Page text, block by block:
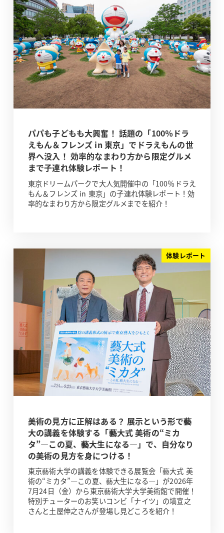
パパも子どもも大興奮！ 話題の「100％ドラ
えもん＆フレンズ in 東京」でドラえもんの世
界へ没入！ 効率的なまわり方から限定グルメ
まで子連れ体験レポート！
東京ドリームパークで大人気開催中の「100％ドラえ
もん＆フレンズ in 東京」の子連れ体験レポート！効
率的なまわり方から限定グルメまでを紹介！
体験レポート
美術の見方に正解はある？ 展示という形で藝
大の講義を体験する「藝大式 美術の“ミカ
タ”―この夏、藝大生になる―」で、自分なり
の美術の見方を身につける！
東京藝術大学の講義を体験できる展覧会「藝大式 美
術の“ミカタ”―この夏、藝大生になる―」が2026年
7月24日（金）から東京藝術大学大学美術館で開催！
特別チューターのお笑いコンビ「ナイツ」の塙宣之
さんと土屋伸之さんが登場し見どころを紹介！